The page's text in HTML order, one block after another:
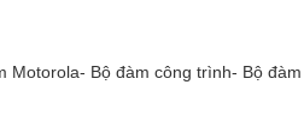
Motorola- Bộ đàm công trình- Bộ